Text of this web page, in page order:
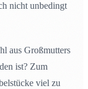
nicht unbedingt
aus Großmutters
ist? Zum
viel zu